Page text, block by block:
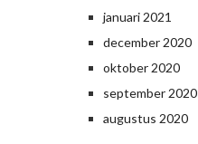
januari 2021
december 2020
oktober 2020
september 2020
augustus 2020